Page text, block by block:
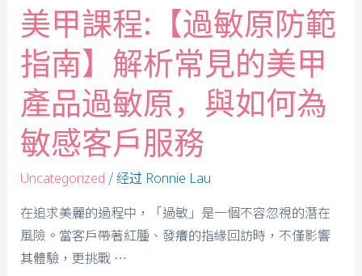
美甲課程:【過敏原防範
指南】解析常見的美甲
產品過敏原，與如何為
敏感客戶服務
Uncategorized / 经过 Ronnie Lau
在追求美麗的過程中，「過敏」是一個不容忽視的潛在
風險。當客戶帶著紅腫、發癢的指緣回訪時，不僅影響
其體驗，更挑戰 …